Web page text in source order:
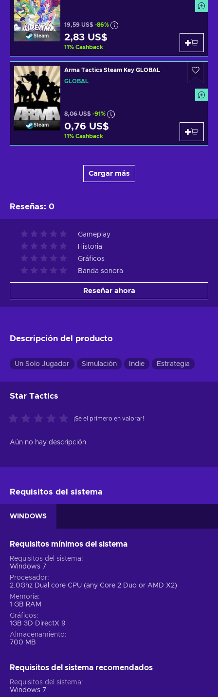
Steam
19,59 US$ -86%
2,83 US$
11% Cashback
Steam
Arma Tactics Steam Key GLOBAL
GLOBAL
8,06 US$ -91%
0,76 US$
11% Cashback
Cargar más
Reseñas: 0
Gameplay
Historia
Gráficos
Banda sonora
Reseñar ahora
Descripción del producto
Un Solo Jugador Simulación Indie Estrategia
Star Tactics
¡Sé el primero en valorar!
Aún no hay descripción
Requisitos del sistema
WINDOWS
Requisitos mínimos del sistema
Requisitos del sistema
Windows 7
Procesador
2.0Ghz Dual core CPU (any Core 2 Duo or AMD X2)
Memoria
1 GB RAM
Gráficos
1GB 3D DirectX 9
Almacenamiento
700 MB
Requisitos del sistema recomendados
Requisitos del sistema
Windows 7